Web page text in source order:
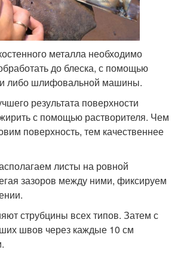
металла необходимо
до блеска, с помощью
либо шлифовальной машины.
результата поверхности
с помощью растворителя. Чем
поверхность, тем качественнее
листы на ровной
зазоров между ними, фиксируем
струбцины всех типов. Затем с
швов через каждые 10 см